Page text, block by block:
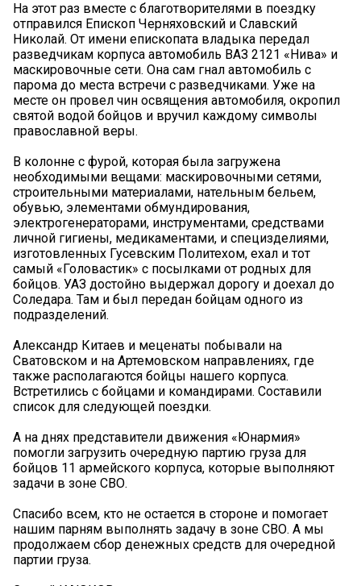
На этот раз вместе с благотворителями в поездку
отправился Епископ Черняховский и Славский
Николай. От имени епископата владыка передал
разведчикам корпуса автомобиль ВАЗ 2121 «Нива» и
маскировочные сети. Она сам гнал автомобиль с
парома до места встречи с разведчиками. Уже на
месте он провел чин освящения автомобиля, окропил
святой водой бойцов и вручил каждому символы
православной веры.
В колонне с фурой, которая была загружена
необходимыми вещами: маскировочными сетями,
строительными материалами, нательным бельем,
обувью, элементами обмундирования,
электрогенераторами, инструментами, средствами
личной гигиены, медикаментами, и специзделиями,
изготовленных Гусевским Политехом, ехал и тот
самый «Головастик» с посылками от родных для
бойцов. УАЗ достойно выдержал дорогу и доехал до
Соледара. Там и был передан бойцам одного из
подразделений.
Александр Китаев и меценаты побывали на
Сватовском и на Артемовском направлениях, где
также располагаются бойцы нашего корпуса.
Встретились с бойцами и командирами. Составили
список для следующей поездки.
А на днях представители движения «Юнармия»
помогли загрузить очередную партию груза для
бойцов 11 армейского корпуса, которые выполняют
задачи в зоне СВО.
Спасибо всем, кто не остается в стороне и помогает
нашим парням выполнять задачу в зоне СВО. А мы
продолжаем сбор денежных средств для очередной
партии груза.